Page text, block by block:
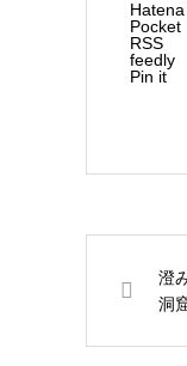
Hatena
Pocket
RSS
feedly
Pin it
澄
洞